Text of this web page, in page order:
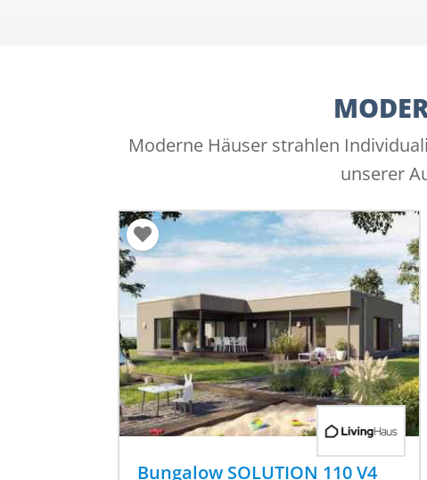
Moderne Häuser strahlen
unserer
Bungalow SOLUTION 110 V4